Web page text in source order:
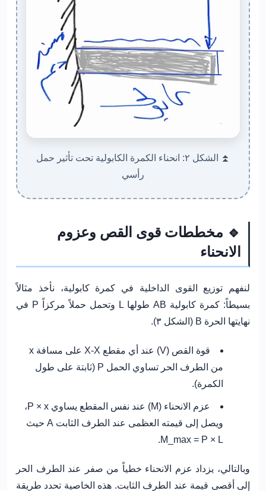
⏫ الشكل ٢: انحناء الكمرة الكابولية تحت تأثير حمل
رأسي
🔹 مخططات قوى القص وعزوم
الانحناء
لنفهم توزيع القوى الداخلية في كمرة كابولية، نأخذ مثالاً
بسيطاً: كمرة كابولية AB طولها L وتحمل حملاً مركزاً P في
نهايتها الحرة B (الشكل ٣).
قوة القص (V)
عند أي مقطع X-X على مسافة x
من الطرف الحر تساوي الحمل P (ثابتة على طول
الكمرة).
عزم الانحناء (M)
عند نفس المقطع يساوي P × x،
ويصل إلى قيمته العظمى عند الطرف الثابت A حيث
M_max = P × L.
وبالتالي، يزداد عزم الانحناء خطياً من صفر عند الطرف الحر
إلى أقصى قيمة عند الطرف الثابت. هذه الخاصية تحدد طريقة